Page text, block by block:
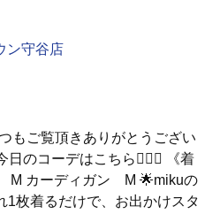
ン守谷店
もご覧頂きありがとうござい
日のコーデはこちら💁‍♀️✨ 《着
カーディガン M 🌟mikuの
1枚着るだけで、お出かけスタ